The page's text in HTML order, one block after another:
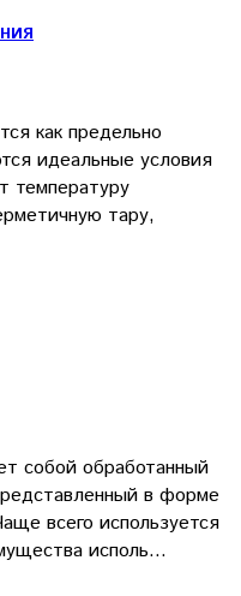
как предельно
идеальные условия
температуру
тару,
собой обработанный
в форме
всего используется
исполь…